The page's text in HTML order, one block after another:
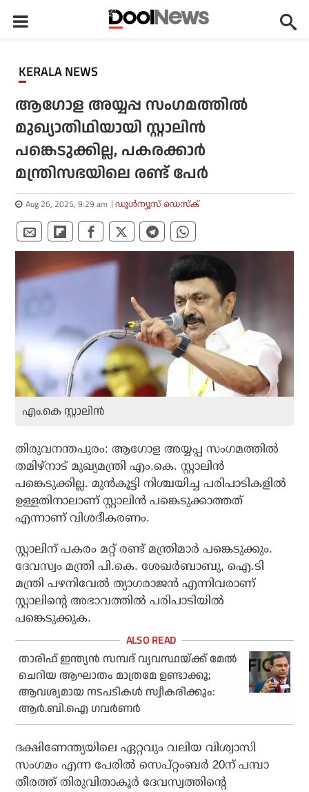
KERALA NEWS
ആഗോള അയ്യപ്പ സംഗമത്തില്‍
മുഖ്യാതിഥിയായി സ്റ്റാലിന്‍
പങ്കെടുക്കില്ല, പകരക്കാര്‍
മന്ത്രിസഭയിലെ രണ്ട് പേര്‍
Aug 26, 2025, 9:29 am ഡൂള്‍ന്യൂസ് ഡെസ്‌ക്
എം.കെ സ്റ്റാലിന്‍
തിരുവനന്തപുരം: ആഗോള അയ്യപ്പ സംഗമത്തില്‍
തമിഴ്‌നാട് മുഖ്യമന്ത്രി എം.കെ. സ്റ്റാലിന്‍
പങ്കെടുക്കില്ല. മുന്‍കൂട്ടി നിശ്ചയിച്ച പരിപാടികളില്‍
ഉള്ളതിനാലാണ് സ്റ്റാലിന്‍ പങ്കെടുക്കാത്തത്
എന്നാണ് വിശദീകരണം.
സ്റ്റാലിന് പകരം മറ്റ് രണ്ട് മന്ത്രിമാര്‍ പങ്കെടുക്കും.
ദേവസ്വം മന്ത്രി പി.കെ. ശേഖര്‍ബാബു, ഐ.ടി
മന്ത്രി പഴനിവേല്‍ ത്യാഗരാജന്‍ എന്നിവരാണ്
സ്റ്റാലിന്റെ അഭാവത്തില്‍ പരിപാടിയില്‍
പങ്കെടുക്കുക.
താരിഫ് ഇന്ത്യൻ സമ്പദ് വ്യവസ്ഥയ്ക്ക് മേൽ
ചെറിയ ആഘാതം മാത്രമേ ഉണ്ടാക്കൂ;
ആവശ്യമായ നടപടികൾ സ്വീകരിക്കും:
ആർ.ബി.ഐ ഗവർണർ
ദക്ഷിണേന്ത്യയിലെ ഏറ്റവും വലിയ വിശ്വാസി
സംഗമം എന്ന പേരില്‍ സെപ്റ്റംബര്‍ 20ന് പമ്പാ
തീരത്ത് തിരുവിതാകൂര്‍ ദേവസ്വത്തിന്റെ